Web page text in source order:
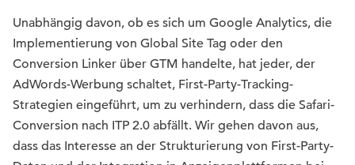
Unabhängig davon, ob es sich um Google Analytics, die
Implementierung von Global Site Tag oder den
Conversion Linker über GTM handelte, hat jeder, der
AdWords-Werbung schaltet, First-Party-Tracking-
Strategien eingeführt, um zu verhindern, dass die Safari-
Conversion nach ITP 2.0 abfällt. Wir gehen davon aus,
dass das Interesse an der Strukturierung von First-Party-